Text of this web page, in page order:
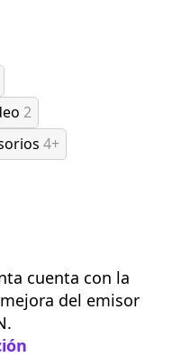
2
4+
cuenta con la
del emisor